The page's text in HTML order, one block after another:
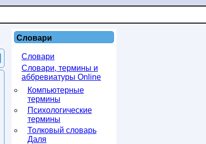
Словари
Словари
Словари, термины и
аббревиатуры Online
Компьютерные
термины
Психологические
термины
Толковый словарь
Даля